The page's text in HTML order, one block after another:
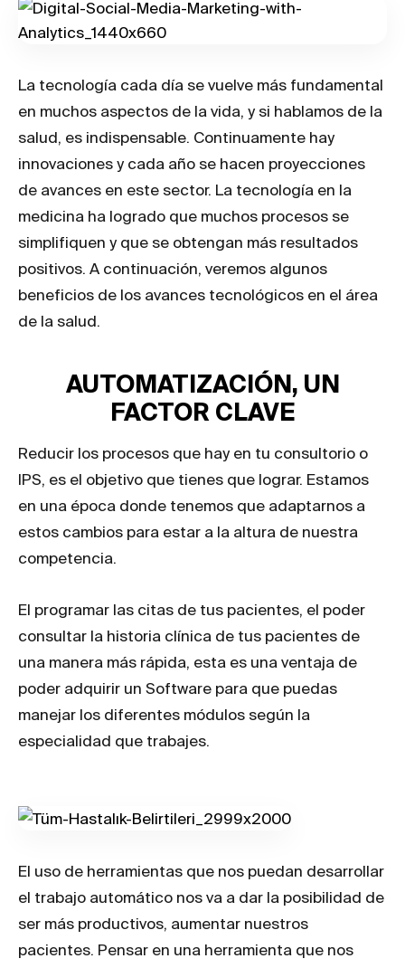
La tecnología cada día se vuelve más fundamental
en muchos aspectos de la vida, y si hablamos de la
salud, es indispensable. Continuamente hay
innovaciones y cada año se hacen proyecciones
de avances en este sector. La tecnología en la
medicina ha logrado que muchos procesos se
simplifiquen y que se obtengan más resultados
positivos. A continuación, veremos algunos
beneficios de los avances tecnológicos en el área
de la salud.
AUTOMATIZACIÓN, UN
FACTOR CLAVE
Reducir los procesos que hay en tu consultorio o
IPS, es el objetivo que tienes que lograr. Estamos
en una época donde tenemos que adaptarnos a
estos cambios para estar a la altura de nuestra
competencia.
El programar las citas de tus pacientes, el poder
consultar la historia clínica de tus pacientes de
una manera más rápida, esta es una ventaja de
poder adquirir un Software para que puedas
manejar los diferentes módulos según la
especialidad que trabajes.
El uso de herramientas que nos puedan desarrollar
el trabajo automático nos va a dar la posibilidad de
ser más productivos, aumentar nuestros
pacientes. Pensar en una herramienta que nos